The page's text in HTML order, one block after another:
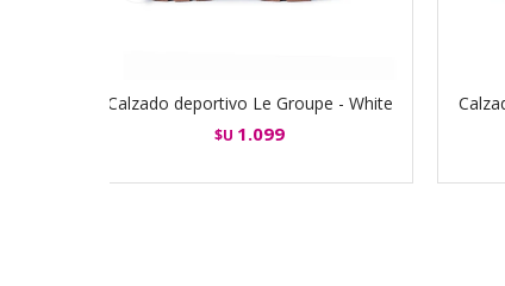
Calzado deportivo Le Groupe - White
$U 1.099